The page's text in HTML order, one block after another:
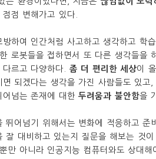
점점 변해가고 있다.
하여 인간처럼 사고하고 생각하고 학습
로봇들을 접하면서 또 다른 생각들을
르고 다양하다. 좀 더 편리한 세상이
면 되겠다는 생각을 가진 사람들도 있고
어넘는 존재에 대한두려움과 불안함을
뛰어넘기 위해서는 변화에 적응하고 준
잘 대비하고 있는지 질문을 해보는 것
만 아니라 인공지능 컴퓨터와도 상대